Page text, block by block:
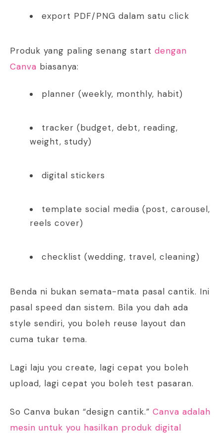
export PDF/PNG dalam satu click
Produk yang paling senang start dengan
Canva biasanya:
planner (weekly, monthly, habit)
tracker (budget, debt, reading,
weight, study)
digital stickers
template social media (post, carousel,
reels cover)
checklist (wedding, travel, cleaning)
Benda ni bukan semata-mata pasal cantik. Ini
pasal speed dan sistem. Bila you dah ada
style sendiri, you boleh reuse layout dan
cuma tukar tema.
Lagi laju you create, lagi cepat you boleh
upload, lagi cepat you boleh test pasaran.
So Canva bukan “design cantik.” Canva adalah
mesin untuk you hasilkan produk digital